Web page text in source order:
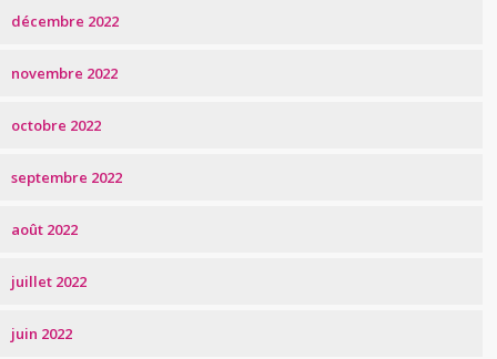
décembre 2022
novembre 2022
octobre 2022
septembre 2022
août 2022
juillet 2022
juin 2022